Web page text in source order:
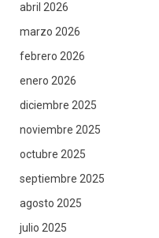
abril 2026
marzo 2026
febrero 2026
enero 2026
diciembre 2025
noviembre 2025
octubre 2025
septiembre 2025
agosto 2025
julio 2025